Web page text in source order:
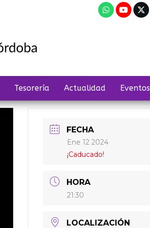
Tesorería Actualidad Eventos
FECHA
Ene 12 2024
¡Caducado!
HORA
21:30
LOCALIZACIÓN